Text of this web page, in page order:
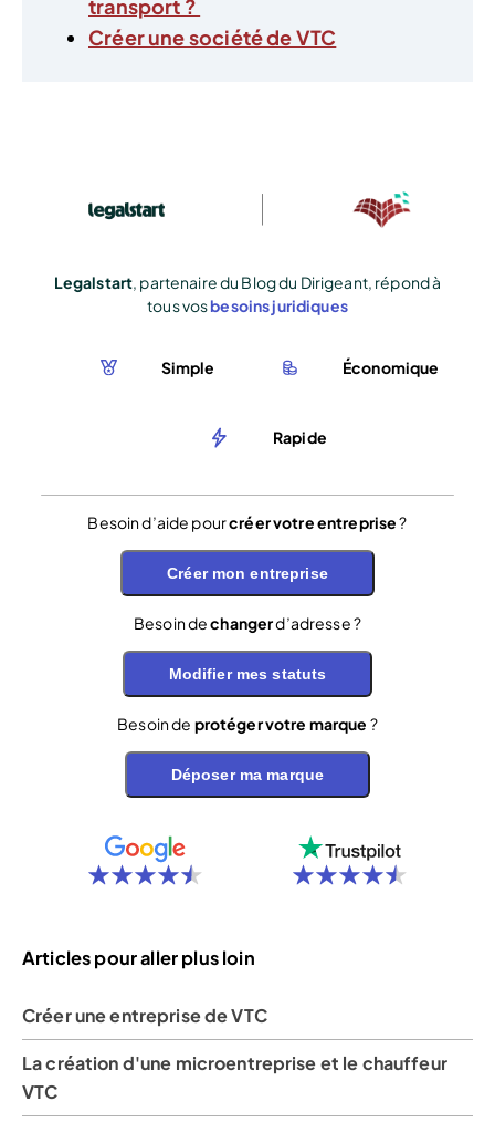
transport ?
Créer une société de VTC
Legalstart, partenaire du Blog du Dirigeant, répond à
tous vosbesoins juridiques
Simple Économique
Rapide
Besoin d’aide pourcréer votre entreprise?
Créer mon entreprise
Besoin dechangerd’adresse ?
Modifier mes statuts
Besoin de protéger votre marque ?
Déposer ma marque
Articles pour aller plus loin
Créer une entreprise de VTC
La création d'une microentreprise et le chauffeur
VTC